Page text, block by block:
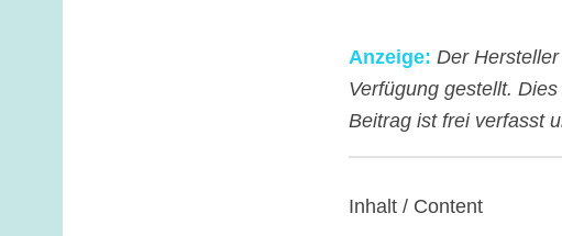
Anzeige: Der
Verfügung gestellt.
Beitrag ist frei verfasst
Inhalt / Content